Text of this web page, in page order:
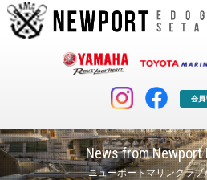
会員
News from Newport
ニューポートマリンクラブ